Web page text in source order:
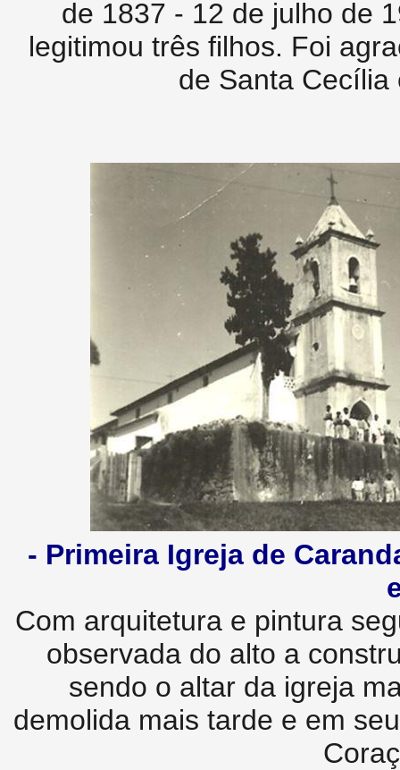
de 1837 - 12 de julho de
legitimou três filhos. Foi
de Santa
- Primeira Igreja de
Com arquitetura e pintura
observada do alto a
sendo o altar da igreja
demolida mais tarde e em